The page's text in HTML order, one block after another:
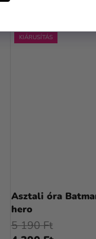
KIÁRUSÍTÁS
Asztali óra
hero
5 190 Ft